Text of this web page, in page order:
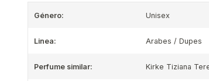
Género: Unisex
Linea: Arabes / Dupes
Perfume similar: Kirke Tiziana